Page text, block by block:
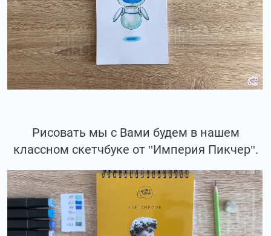
Рисовать мы с Вами будем в нашем
классном скетчбуке от "Империя Пикчер".